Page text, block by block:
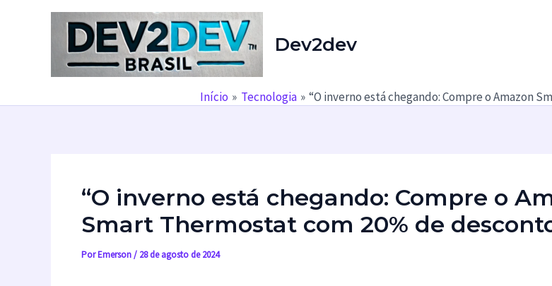
Dev2dev
Início Tecnologia “O inverno está chegando: Compre o Amazon
“O inverno está chegando: Compre o
Smart Thermostat com 20% de
PorEmerson/ 28 de agosto de 2024